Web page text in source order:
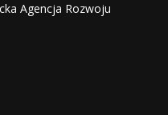
Agencja Rozwoju